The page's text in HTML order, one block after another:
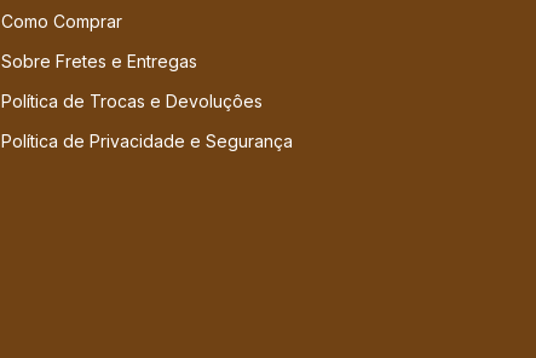
Como Comprar
Sobre Fretes e Entregas
Política de Trocas e Devoluçôes
Política de Privacidade e Segurança